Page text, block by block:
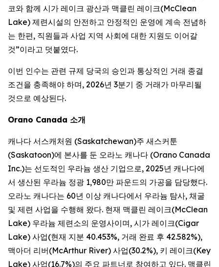
코와 함께 시가 레이크 광산과 맥클린 레이크(McClean
Lake) 제련시설의 안전하고 안정적인 운영에 계속 전념하
는 한편, 직원들과 사업 지역 사회에 대한 지원도 이어갈
것”이라고 덧붙였다.
이번 인수는 관련 규제 당국의 승인과 통상적인 거래 종결
조건을 충족해야 하며, 2026년 3분기 중 거래가 마무리될
것으로 예상된다.
Orano Canada 소개
캐나다 서스캐처원 (Saskatchewan)주 새스커툰
(Saskatoon)에 본사를 둔 오라노 캐나다 (Orano Canada
Inc.)는 선도적인 우라늄 생산 기업으로, 2025년 캐나다에
서 생산된 우라늄 정광 1,980만 파운드의 가공을 담당했다.
오라노 캐나다는 60년 이상 캐나다에서 우라늄 탐사, 채굴
및 제련 사업을 수행해 왔다. 현재 맥클린 레이크(McClean
Lake) 우라늄 제련소의 운영사이며, 시가 레이크(Cigar
Lake) 사업(현재 지분 40.453%, 거래 완료 후 42.582%),
맥아더 리버(McArthur River) 사업(30.2%), 키 레이크(Key
Lake) 사업(16.7%)의 주요 파트너로 참여하고 있다. 맥클린